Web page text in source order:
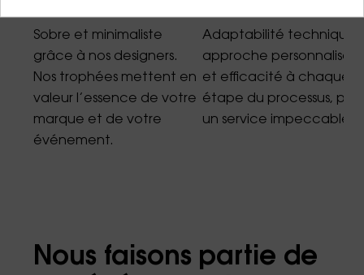
Sobre et minimaliste
grâce à nos designers.
Nos trophées mettent en
valeur l’essence de votre
marque et de votre
événement.
Adaptabilité technique,
approche personnalisée
et efficacité à chaque
étape du processus,
un service impeccable.
Nous faisons partie de